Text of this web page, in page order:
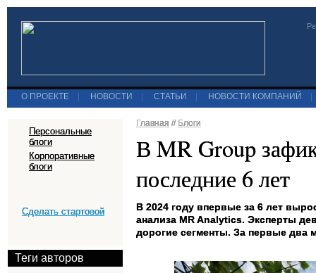
О ПРОЕКТЕ НОВОСТИ СТАТЬИ НОВОСТИ КОМПАНИЙ
Персональные
блоги
Корпоративные
блоги
Сделать стартовой
Теги авторов
Главная // Блоги
В MR Group
последние 6 лет
В 2024 году впервые за 6 лет
анализа MR Analytics. Эксперты
дорогие сегменты. За первые два